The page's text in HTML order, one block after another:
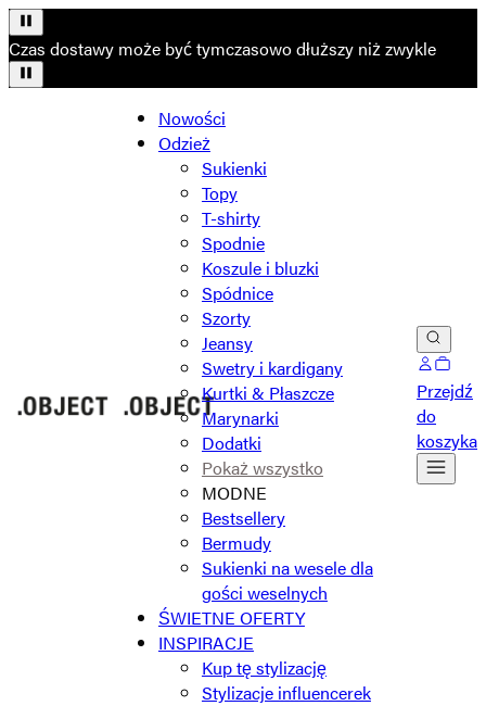
Czas dostawy może być tymczasowo dłuższy niż zwykle
Nowości
Odzież
Sukienki
Topy
T-shirty
Spodnie
Koszule i bluzki
Spódnice
Szorty
Jeansy
Swetry i kardigany
Kurtki & Płaszcze
Marynarki
Dodatki
Pokaż wszystko
MODNE
Bestsellery
Bermudy
Sukienki na wesele dla
gości weselnych
ŚWIETNE OFERTY
INSPIRACJE
Kup tę stylizację
Stylizacje influencerek
Przejdź
do
koszyka